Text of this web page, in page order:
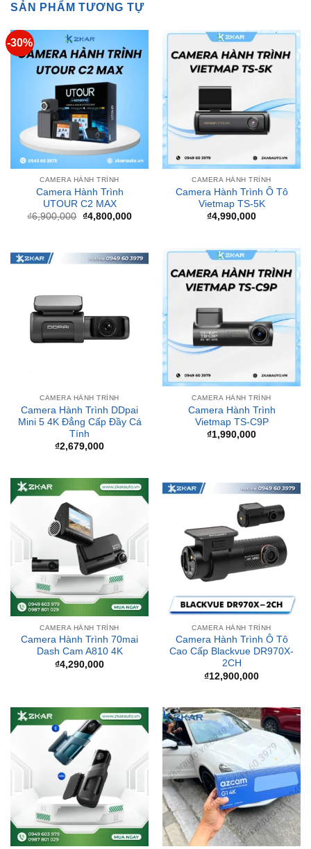
-30%
CAMERA HÀNH TRÌNH
Camera Hành Trình
UTOUR C2 MAX
6,900,000 Giá
gốc
là:
₫6,900,000.
₫4,800,000
₫4,800,000.
Camera Hành Trình Ô Tô
Vietmap TS-5K
₫4,990,000
Tính
₫ 2,679,000
Camera Hành Trình
Vietmap TS-C9P
₫1,990,000
CAMERA HÀNH TRÌNH
Camera Hành Trình 70mai
Dash Cam A810 4K
₫4,290,000
Camera Hành Trình Ô Tô
Cao Cấp Blackvue DR970X-
2CH
₫12,900,000
CAMERA HÀNH TRÌNH
Camera Hành Trình 70MAI
M500
CAMERA HÀNH TRÌNH
Camera hành trình gương
cho xe ô tô – azcam G14K